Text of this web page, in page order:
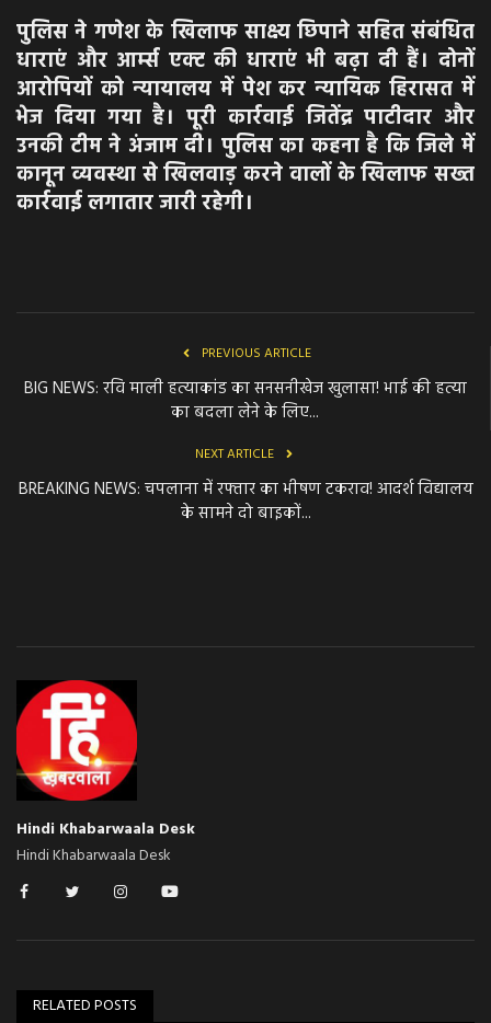
पुलिस ने गणेश के खिलाफ साक्ष्य छिपाने सहित संबंधित
धाराएं और आर्म्स एक्ट की धाराएं भी बढ़ा दी हैं। दोनों
आरोपियों को न्यायालय में पेश कर न्यायिक हिरासत में
भेज दिया गया है। पूरी कार्रवाई जितेंद्र पाटीदार और
उनकी टीम ने अंजाम दी। पुलिस का कहना है कि जिले में
कानून व्यवस्था से खिलवाड़ करने वालों के खिलाफ सख्त
कार्रवाई लगातार जारी रहेगी।
PREVIOUS ARTICLE
BIG NEWS: रवि माली हत्याकांड का सनसनीखेज खुलासा! भाई की हत्या
का बदला लेने के लिए...
NEXT ARTICLE
BREAKING NEWS: चपलाना में रफ्तार का भीषण टकराव! आदर्श विद्यालय
के सामने दो बाइकों...
Hindi Khabarwaala Desk
Hindi Khabarwaala Desk
RELATED POSTS